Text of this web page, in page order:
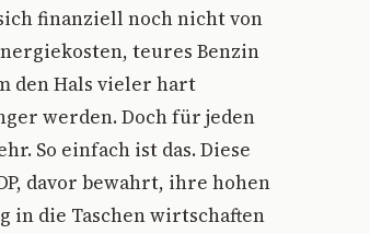
finanziell noch nicht von
teures Benzin
den Hals vieler hart
werden. Doch für jeden
So einfach ist das. Diese
davor bewahrt, ihre hohen
die Taschen wirtschaften